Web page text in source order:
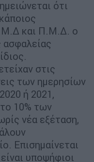
ότι
Μ.Δ και Π.Μ.Δ. ο
στις
των ημερησίων
ή 2021,
10% των
νέα εξέταση,
Επισημαίνεται
υποψήφιοι